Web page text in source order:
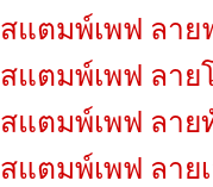
สแตมพ์เพฟ ลาย
สแตมพ์เพฟ ลาย
สแตมพ์เพฟ ลา
สแตมพ์เพฟ ลาย